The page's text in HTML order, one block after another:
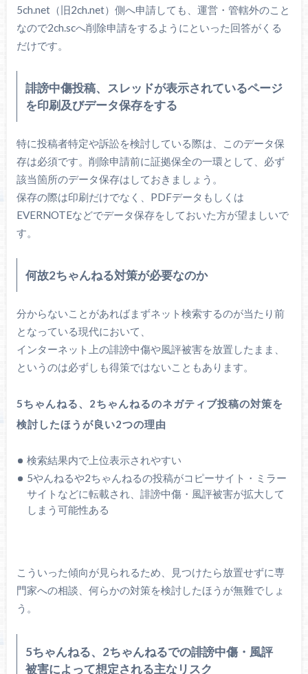
5ch.net（旧2ch.net）側へ申請しても、運営・管轄外のこと
なので2ch.scへ削除申請をするようにといった回答がくる
だけです。
誹謗中傷投稿、スレッドが表示されているページ
を印刷及びデータ保存をする
特に投稿者特定や訴訟を検討している際は、このデータ保
存は必須です。削除申請前に証拠保全の一環として、必ず
該当箇所のデータ保存はしておきましょう。
保存の際は印刷だけでなく、PDFデータもしくは
EVERNOTEなどでデータ保存をしておいた方が望ましいで
す。
何故2ちゃんねる対策が必要なのか
分からないことがあればまずネット検索するのが当たり前
となっている現代において、
インターネット上の誹謗中傷や風評被害を放置したまま、
というのは必ずしも得策ではないこともあります。
5ちゃんねる、2ちゃんねるのネガティブ投稿の対策を
検討したほうが良い2つの理由
検索結果内で上位表示されやすい
5やんねるや2ちゃんねるの投稿がコピーサイト・ミラー
サイトなどに転載され、誹謗中傷・風評被害が拡大して
しまう可能性ある
こういった傾向が見られるため、見つけたら放置せずに専
門家への相談、何らかの対策を検討したほうが無難でしょ
う。
5ちゃんねる、2ちゃんねるでの誹謗中傷・風評
被害によって想定される主なリスク